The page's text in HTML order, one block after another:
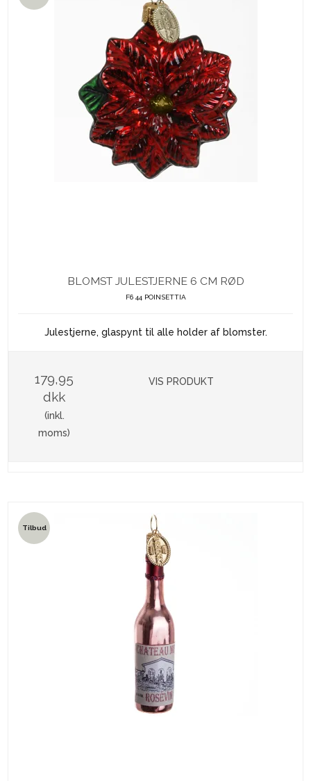
BLOMST JULESTJERNE 6 CM RØD
F6 44 POINSETTIA
Julestjerne, glaspynt til alle holder af blomster.
179,95
dkk
(inkl.
moms)
VIS PRODUKT
Tilbud